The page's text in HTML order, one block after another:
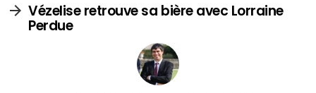
Vézelise retrouve sa bière avec Lorraine
Perdue